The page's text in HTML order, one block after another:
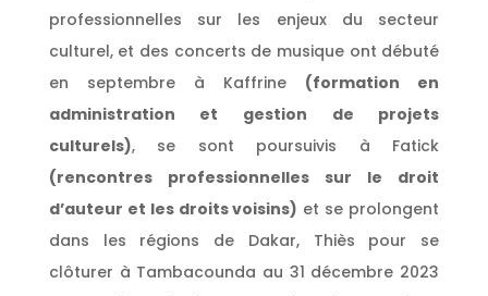
professionnelles sur les enjeux du secteur
culturel, et des concerts de musique ont débuté
en septembre à Kaffrine (formation en
administration et gestion de projets
culturels), se sont poursuivis à Fatick
(rencontres professionnelles sur le droit
d’auteur et les droits voisins) et se prolongent
dans les régions de Dakar, Thiès pour se
clôturer à Tambacounda au 31 décembre 2023